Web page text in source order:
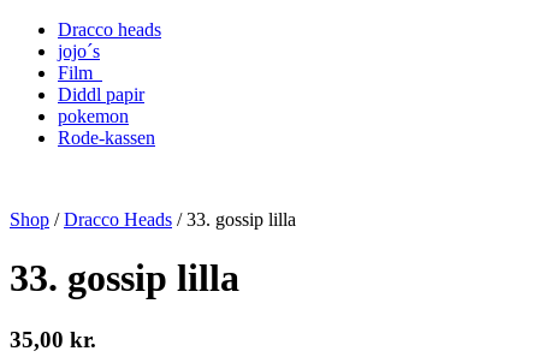
Dracco heads
jojo´s
Film
Diddl papir
pokemon
Rode-kassen
Shop /Dracco Heads /33. gossip lilla
33. gossip lilla
35,00 kr.